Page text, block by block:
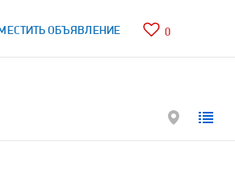
ОБЪЯВЛЕНИЕ 0